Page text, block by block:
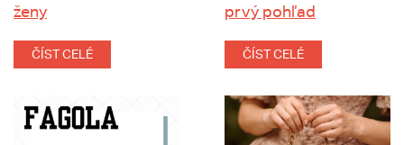
ženy
ČÍST CELÉ
prvý pohľad
ČÍST CELÉ